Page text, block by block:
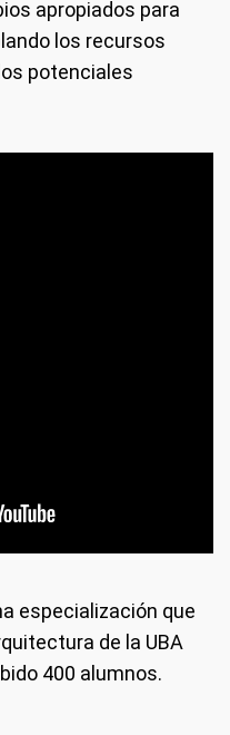
apropiados para
los recursos
potenciales
especialización que
de la UBA
400 alumnos.